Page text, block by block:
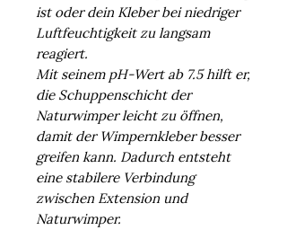
ist oder dein Kleber bei niedriger
Luftfeuchtigkeit zu langsam
reagiert.
Mit seinem pH-Wert ab 7.5 hilft er,
die Schuppenschicht der
Naturwimper leicht zu öffnen,
damit der Wimpernkleber besser
greifen kann. Dadurch entsteht
eine stabilere Verbindung
zwischen Extension und
Naturwimper.